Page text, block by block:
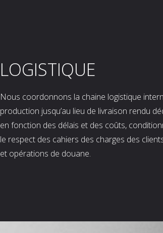
LOGISTIQUE
Nous coordonnons la chaine logistique
production jusqu’au lieu de livraison rendu
en fonction des délais et des coûts,
le respect des cahiers des charges des
et opérations de douane.